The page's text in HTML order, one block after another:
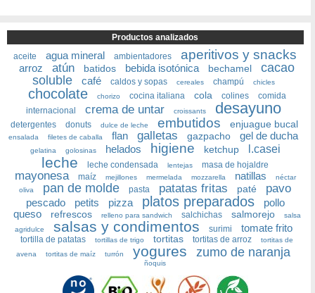
Productos analizados
aceite
agua mineral ambientadores aperitivos y snacks
arroz atún batidos bebida isotónica bechamel
cacao
soluble
café caldos y sopas cereales champú chicles
chocolate chorizo cocina italiana cola colines
comida
internacional
crema de untar croissants desayuno
detergentes donuts dulce de leche embutidos enjuague bucal
ensalada filetes de caballa flan galletas gazpacho gel de ducha
gelatina golosinas helados higiene ketchup l.casei
leche leche condensada lentejas masa de hojaldre
mayonesa maíz mejillones mermelada mozzarella natillas
néctar
oliva
pan de molde pasta patatas fritas paté pavo
pescado petits pizza platos preparados
pollo
queso
refrescos relleno para sandwich salchichas salmorejo
salsa
agridulce
salsas y condimentos surimi tomate frito
tortilla de patatas tortillas de trigo tortitas tortitas de arroz
tortitas de
avena
tortitas de maíz turrón yogures zumo de naranja
ñoquis